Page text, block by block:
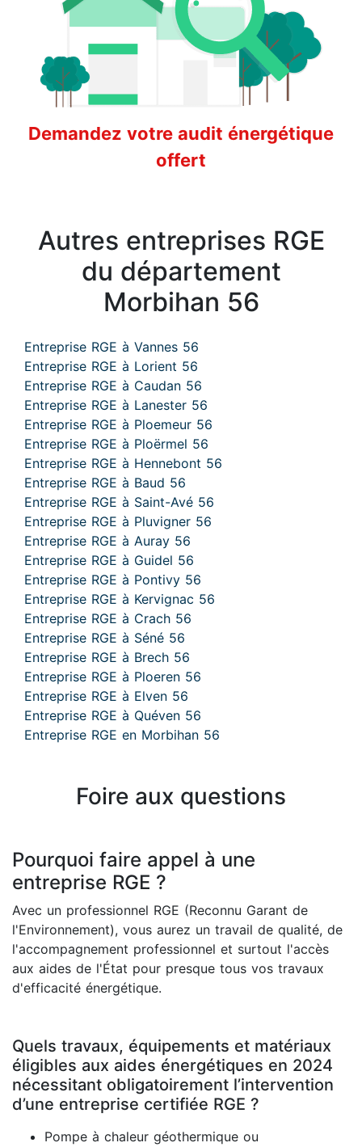
Demandez votre audit énergétique
offert
Autres entreprises RGE
du département
Morbihan 56
Entreprise RGE à Vannes 56
Entreprise RGE à Lorient 56
Entreprise RGE à Caudan 56
Entreprise RGE à Lanester 56
Entreprise RGE à Ploemeur 56
Entreprise RGE à Ploërmel 56
Entreprise RGE à Hennebont 56
Entreprise RGE à Baud 56
Entreprise RGE à Saint-Avé 56
Entreprise RGE à Pluvigner 56
Entreprise RGE à Auray 56
Entreprise RGE à Guidel 56
Entreprise RGE à Pontivy 56
Entreprise RGE à Kervignac 56
Entreprise RGE à Crach 56
Entreprise RGE à Séné 56
Entreprise RGE à Brech 56
Entreprise RGE à Ploeren 56
Entreprise RGE à Elven 56
Entreprise RGE à Quéven 56
Entreprise RGE en Morbihan 56
Foire aux questions
Pourquoi faire appel à une
entreprise RGE ?
Avec un professionnel RGE (Reconnu Garant de
l'Environnement), vous aurez un travail de qualité, de
l'accompagnement professionnel et surtout l'accès
aux aides de l'État pour presque tous vos travaux
d'efficacité énergétique.
Quels travaux, équipements et matériaux
éligibles aux aides énergétiques en 2024
nécessitant obligatoirement l’intervention
d’une entreprise certifiée RGE ?
Pompe à chaleur géothermique ou